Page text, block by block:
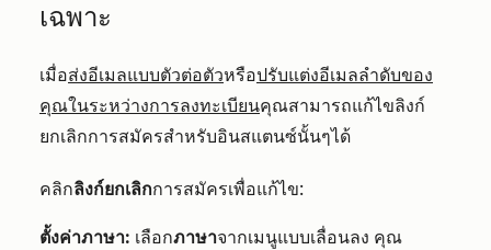
เฉพาะ
เมื่อส่งอีเมลแบบตัวต่อตัวหรือปรับแต่งอีเมลลำดับของ
คุณในระหว่างการลงทะเบียนคุณสามารถแก้ไขลิงก์
ยกเลิกการสมัครสำหรับอินสแตนซ์นั้นๆได้
คลิกลิงก์ยกเลิกการสมัครเพื่อแก้ไข:
ตั้งค่าภาษา: เลือกภาษาจากเมนูแบบเลื่อนลง คุณ